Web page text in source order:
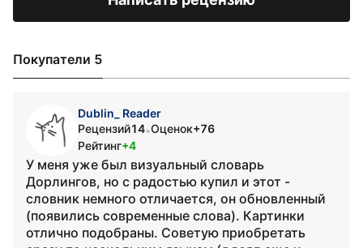
Покупатели 5
Dublin_ Reader
Рецензий14•Оценок+76
Рейтинг+4
У меня уже был визуальный словарь
Дорлингов, но с радостью купил и этот -
словник немного отличается, он обновленный
(появились современные слова). Картинки
отлично подобраны. Советую приобретать